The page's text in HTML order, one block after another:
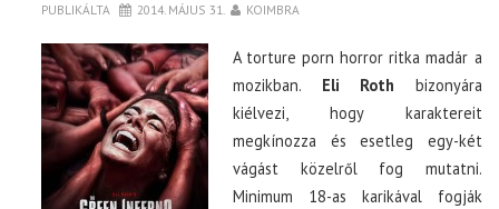
PUBLIKÁLTA 2014. MÁJUS 31. KOIMBRA
A torture porn horror ritka madár a
mozikban. Eli Roth bizonyára
kiélvezi, hogy karaktereit
megkínozza és esetleg egy-két
vágást közelről fog mutatni.
Minimum 18-as karikával fogják